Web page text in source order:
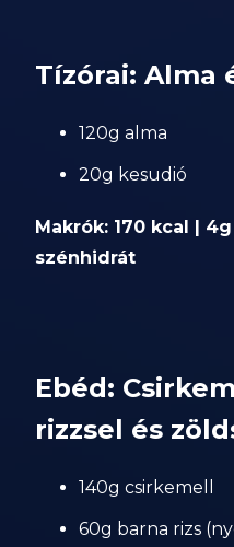
Tízórai: Alma
120g alma
20g kesudió
Makrók: 170 kcal |
szénhidrát
Ebéd:
rizzsel és
140g csirkemell
60g barna rizs